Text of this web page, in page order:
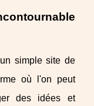
simple site de
où l'on peut
des idées et